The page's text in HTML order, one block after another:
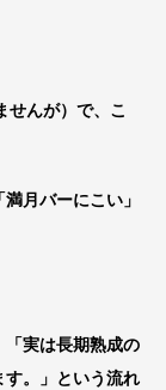
せんが）で、こ
月バーにこい」
「実は長期熟成の
す。」という流れ